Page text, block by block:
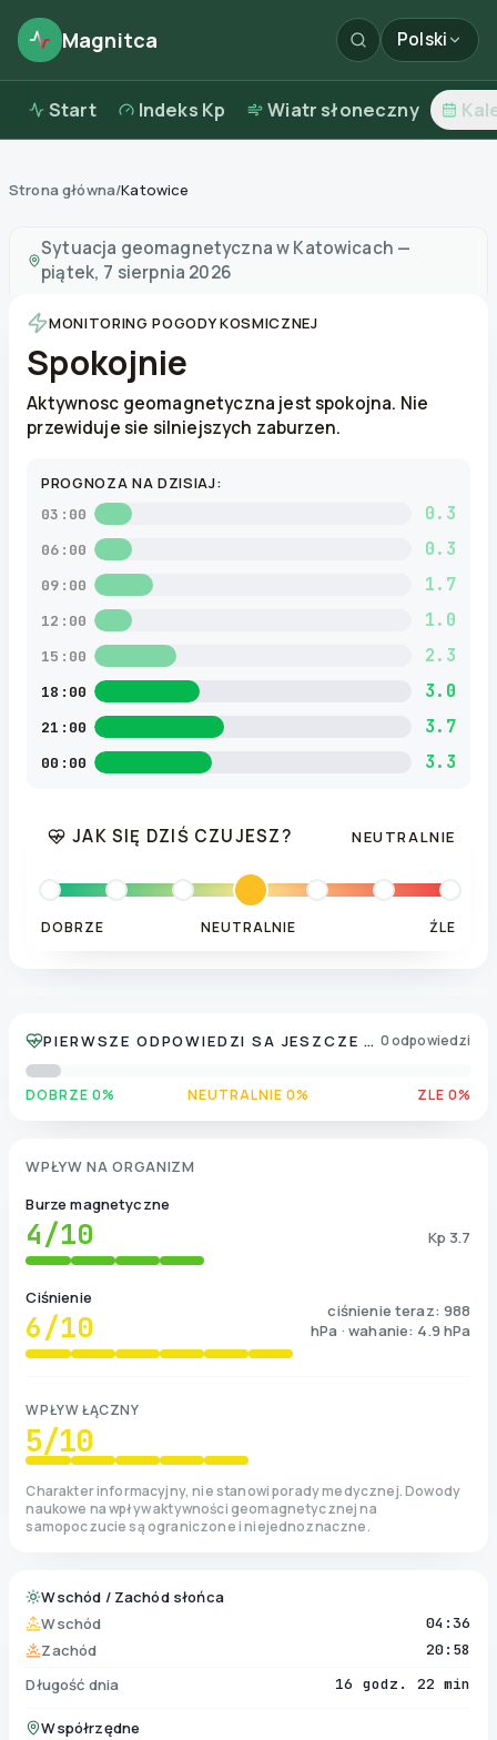
Magnitca Polski
Start Indeks Kp Wiatr słoneczny
Strona główna/Katowice
Sytuacja geomagnetyczna wKatowicach —
piątek, 7 sierpnia 2026
MONITORING POGODY KOSMICZNEJ
Spokojnie
Aktywnosc geomagnetyczna jest spokojna. Nie
przewiduje sie silniejszych zaburzen.
PROGNOZA NA DZISIAJ:
03:00 0.3
06:00 0.3
09:00 1.7
12:00 1.0
15:00 2.3
18:00 3.0
21:00 3.7
00:00 3.3
JAK SIĘ DZIŚ CZUJESZ? NEUTRALNIE
DOBRZE NEUTRALNIE ŹLE
PIERWSZE ODPOWIEDZI SA JESZCZE ZBIERANE 0 odpowiedzi
DOBRZE 0% NEUTRALNIE 0% ZLE 0%
WPŁYW NA ORGANIZM
Burze magnetyczne
4/10 Kp 3.7
Ciśnienie
6/10
ciśnienie teraz: 988
hPa · wahanie: 4.9 hPa
WPŁYW ŁĄCZNY
5/10
Charakter informacyjny, nie stanowi porady medycznej. Dowody
naukowe na wpływ aktywności geomagnetycznej na
samopoczucie są ograniczone i niejednoznaczne.
Wschód / Zachód słońca
Wschód
04:36
Zachód 20:58
Długość dnia 16 godz. 22 min
Współrzędne